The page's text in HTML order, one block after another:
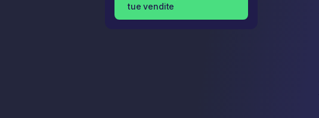
tue vendite